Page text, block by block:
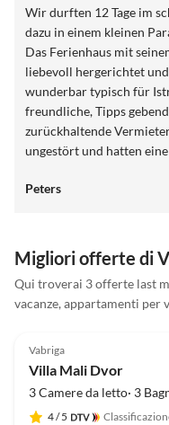
Wir durften 12 Tage im
dazu in einem kleinen
Das Ferienhaus mit
liebevoll hergerichtet und
wunderbar typisch für
freundliche, Tipps
zurückhaltende
ungestört und hatten
super sauber und mit viel
war sehr, sehr schön bei
lohnt sich !!!
Peters
Migliori offerte di
Qui troverai 3 offerte last
vacanze, appartamenti per
Vabriga
Villa Mali Dvor
3 Camere da letto· 3
4/ 5